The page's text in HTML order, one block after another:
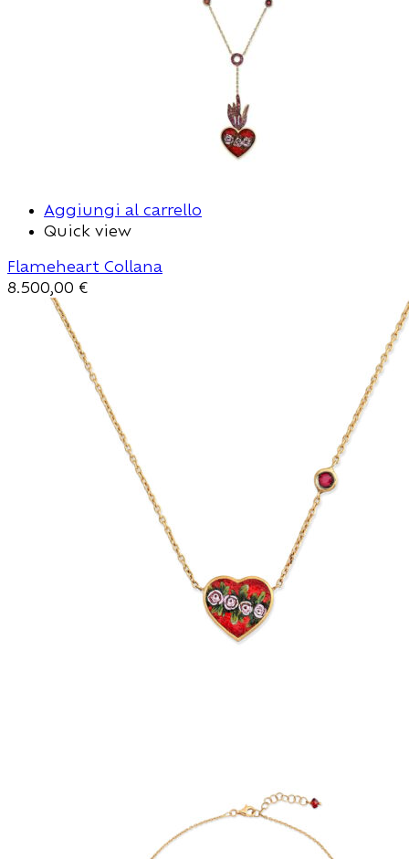
Aggiungi al carrello
Quick view
Flameheart Collana
8.500,00 €